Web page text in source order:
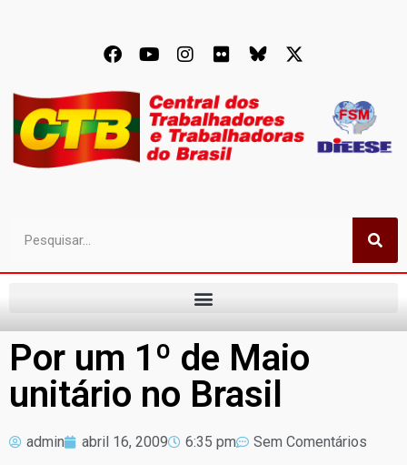
Por um 1º de Maio
unitário no Brasil
admin abril 16, 2009 6:35 pm Sem Comentários